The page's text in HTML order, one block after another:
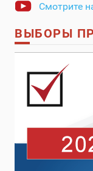
Смотрите
ВЫБОРЫ